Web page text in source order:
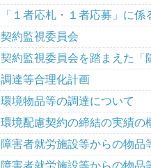
「１者応札・１者応募」に
契約監視委員会
契約監視委員会を踏まえた「
調達等合理化計画
環境物品等の調達について
環境配慮契約の締結の実績の
障害者就労施設等からの物
障害者就労施設等からの物品